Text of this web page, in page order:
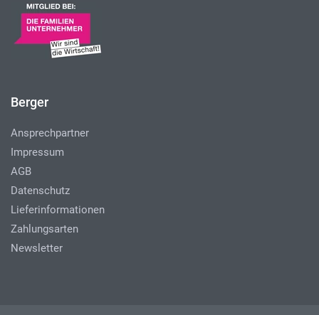
Berger
Ansprechpartner
Impressum
AGB
Datenschutz
Lieferinformationen
Zahlungsarten
Newsletter